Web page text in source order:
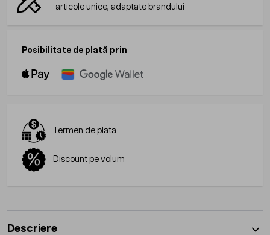
articole unice, adaptate brandului
Posibilitate de plată prin
Termen de plata
Discount pe volum
Descriere